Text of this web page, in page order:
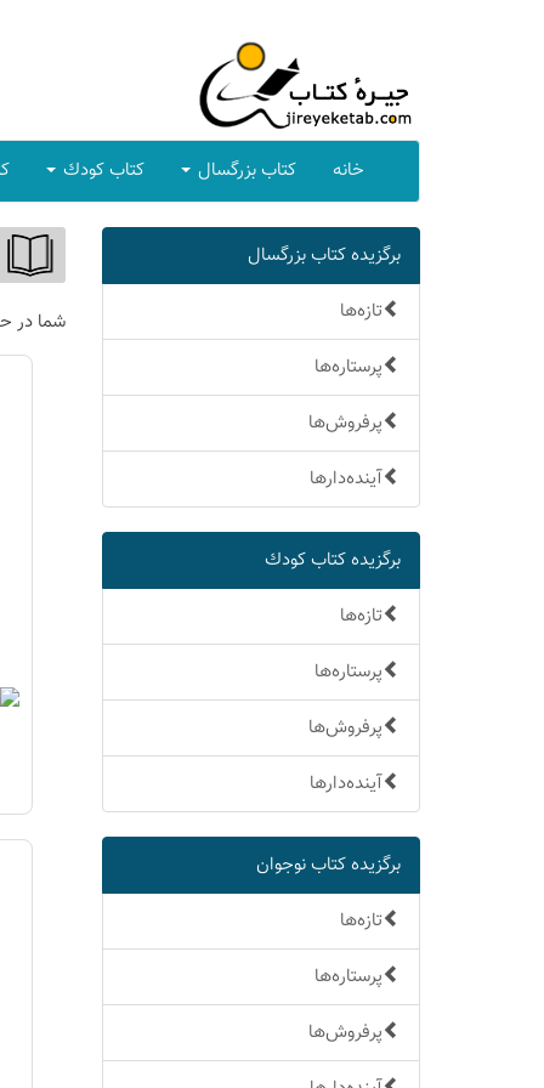
خانه كتاب بزرگسال كتاب كودك
برگزیده كتاب بزرگسال
تازه‌ها
پرستاره‌ها
پرفروش‌ها
آینده‌دارها
برگزیده كتاب كودك
تازه‌ها
پرستاره‌ها
پرفروش‌ها
آینده‌دارها
برگزیده كتاب نوجوان
تازه‌ها
پرستاره‌ها
پرفروش‌ها
شما در